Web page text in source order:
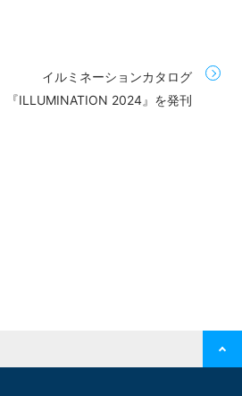
イルミネーションカタログ
『ILLUMINATION 2024』を発刊